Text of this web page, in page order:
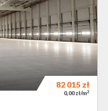
82 015 zł
0,00 zł/m2